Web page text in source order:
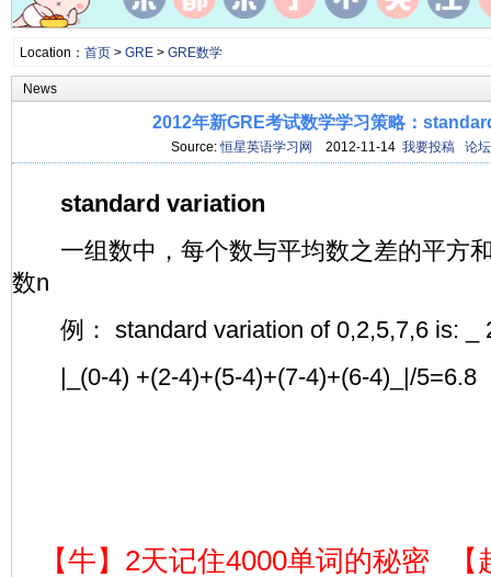
Location： 首页> GRE> GRE数学
News
2012年新GRE考试数学学习策略：
Source:恒星英语学习网 2012-11-14 我要投稿 论坛
standard variation
一组数中，每个数与平均数之差的平方
数n
例： standard variation of 0,2,5,7,6 is: _
|_(0-4) +(2-4)+(5-4)+(7-4)+(6-4)_|/5=6.8
【牛】2天记住4000单词的秘密